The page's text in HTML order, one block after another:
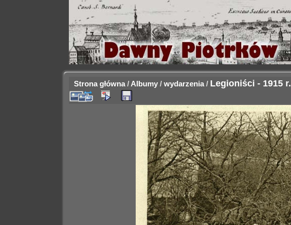
Strona główna / Albumy / wydarzenia / Legioniści - 1915 r.